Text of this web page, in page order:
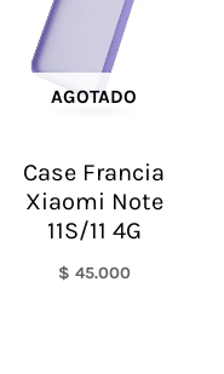
AGOTADO
Case Francia
Xiaomi Note
11S/11 4G
$ 45.000